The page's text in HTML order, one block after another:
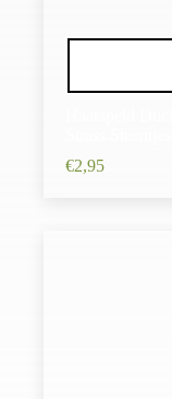
€2,95